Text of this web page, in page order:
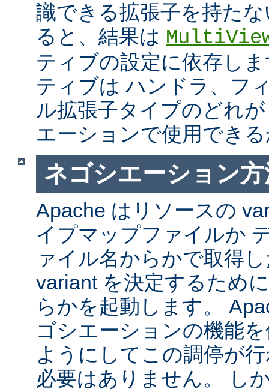
識できる拡張子を持た
ると、結果は
ティブの設定に依存し
ティブは ハンドラ、フ
ル拡張子タイプのどれ
エーションで使用でき
ネゴシエーション方
Apache はリソースの
イプマップファイルか
ァイル名からかで取得
variant を決定するため
らかを起動します。
ゴシエーションの機能
ようにしてこの調停が
必要はありません。 し